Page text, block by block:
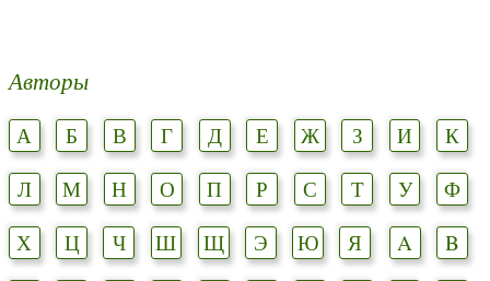
Авторы
А Б В Г Д Е Ж З И
К
Л
М Н О П Р С Т У
Ф
Х
Ц Ч Ш Щ Э Ю Я A
B